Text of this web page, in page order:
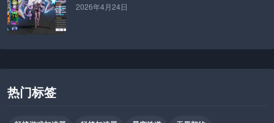
2026年4月24日
热门标签